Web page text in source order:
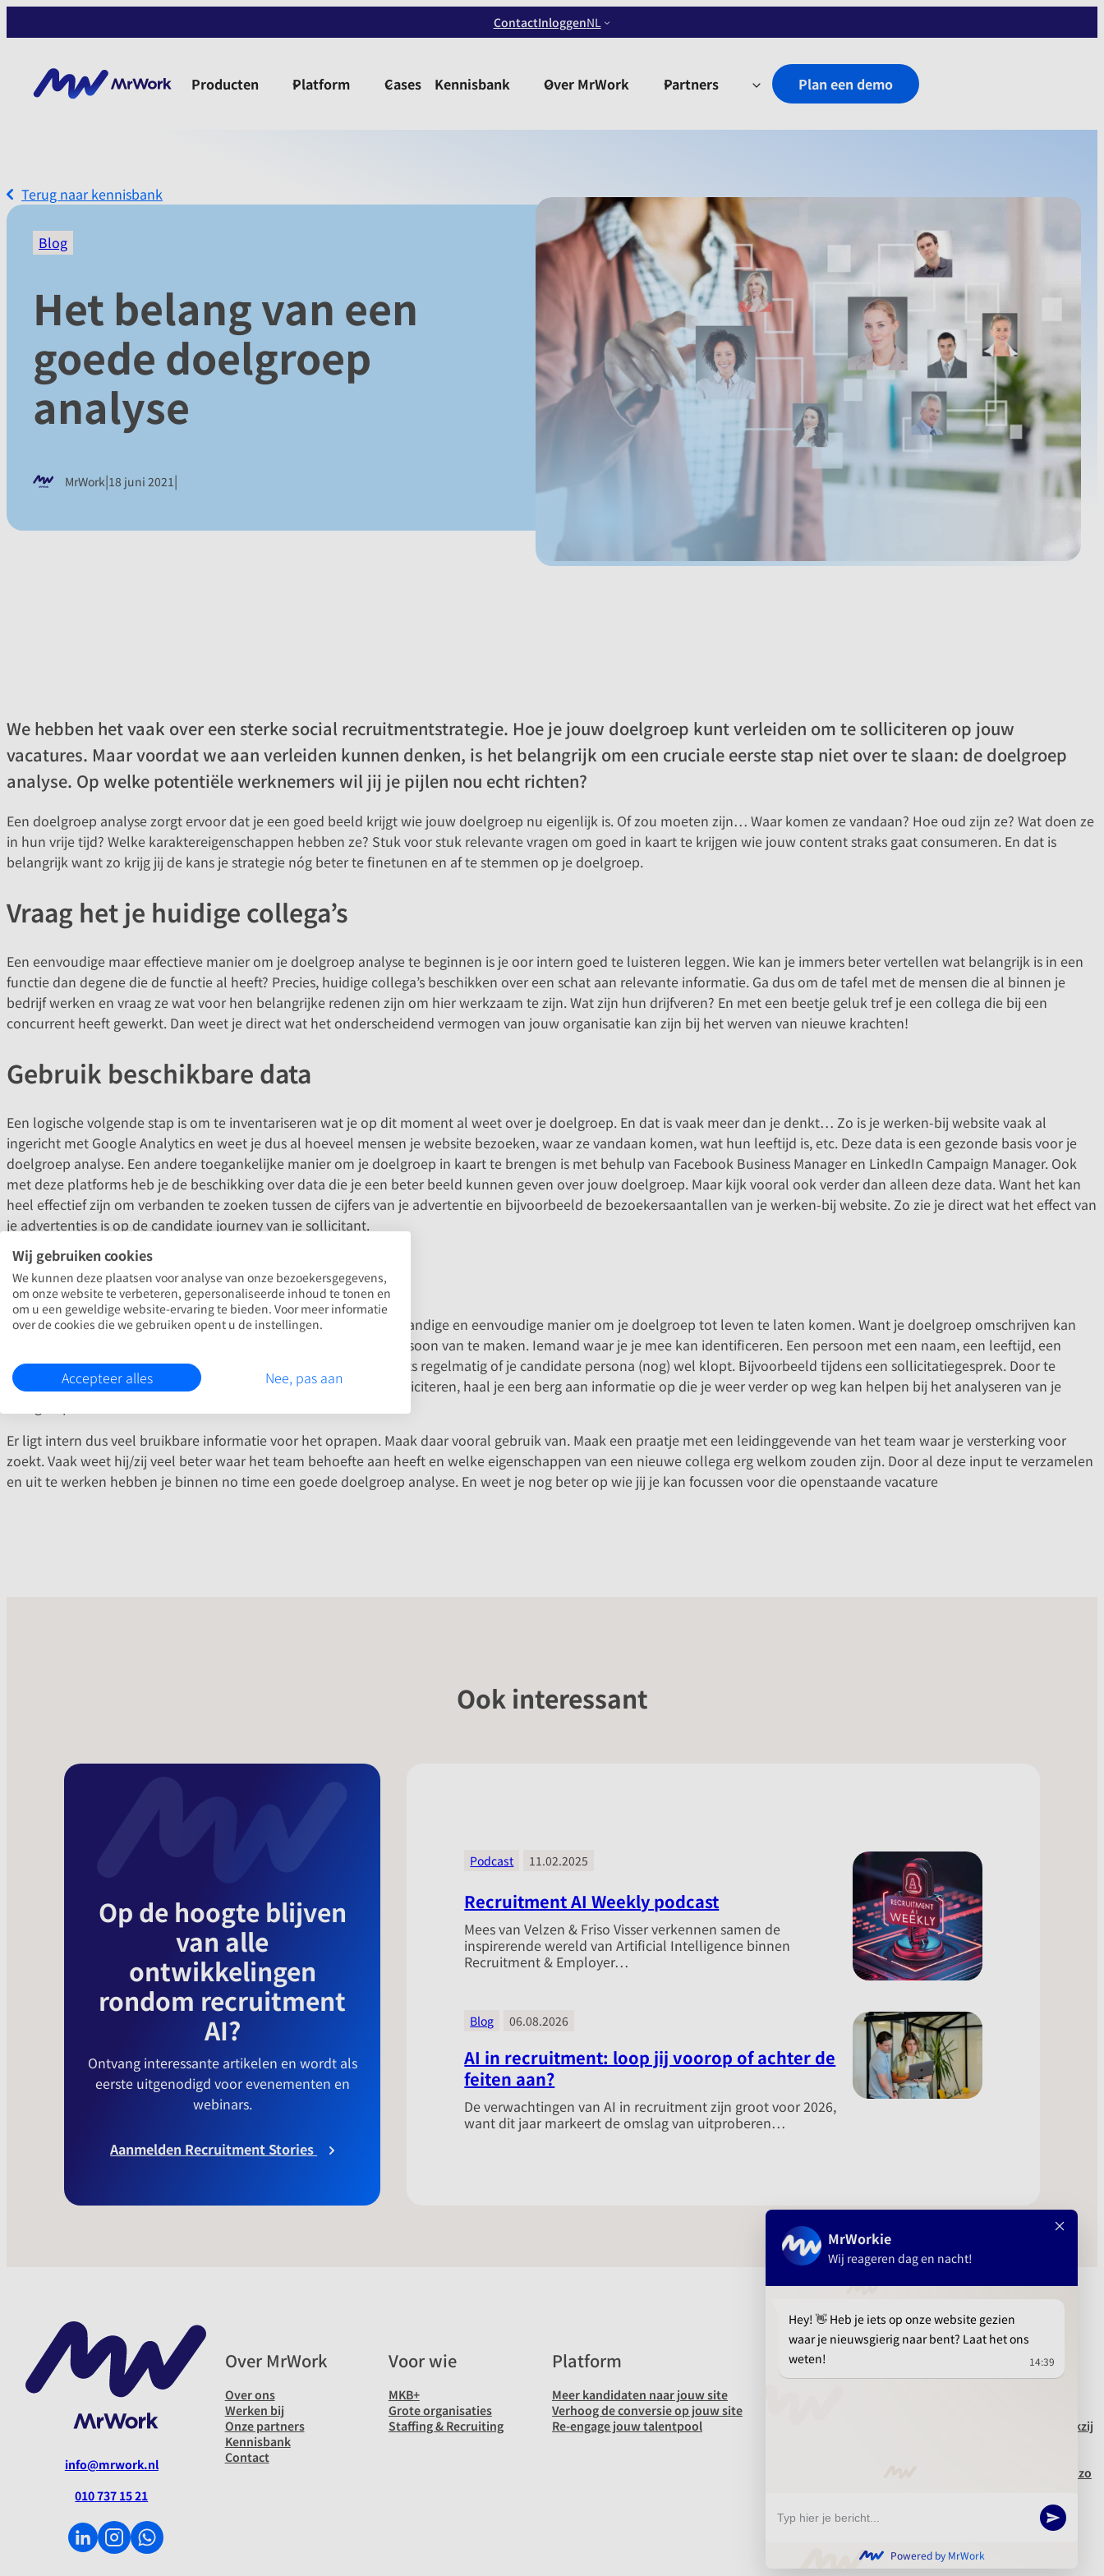
ContactInloggenNL
Producten Platform Cases Kennisbank Over MrWork Partners Plan een demo
Terug naar kennisbank
Blog
Het belang van een
goede doelgroep
analyse
MrWork|18 juni 2021 |
We hebben het vaak over een sterke social recruitmentstrategie. Hoe je jouw doelgroep kunt verleiden om te solliciteren op jouw
vacatures. Maar voordat we aan verleiden kunnen denken, is het belangrijk om een cruciale eerste stap niet over te slaan: de doelgroep
analyse. Op welke potentiële werknemers wil jij je pijlen nou echt richten?
Een doelgroep analyse zorgt ervoor dat je een goed beeld krijgt wie jouw doelgroep nu eigenlijk is. Of zou moeten zijn… Waar komen ze vandaan? Hoe oud zijn ze? Wat doen ze
in hun vrije tijd? Welke karaktereigenschappen hebben ze? Stuk voor stuk relevante vragen om goed in kaart te krijgen wie jouw content straks gaat consumeren. En dat is
belangrijk want zo krijg jij de kans je strategie nóg beter te finetunen en af te stemmen op je doelgroep.
Vraag het je huidige collega’s
Een eenvoudige maar effectieve manier om je doelgroep analyse te beginnen is je oor intern goed te luisteren leggen. Wie kan je immers beter vertellen wat belangrijk is in een
functie dan degene die de functie al heeft? Precies, huidige collega’s beschikken over een schat aan relevante informatie. Ga dus om de tafel met de mensen die al binnen je
bedrijf werken en vraag ze wat voor hen belangrijke redenen zijn om hier werkzaam te zijn. Wat zijn hun drijfveren? En met een beetje geluk tref je een collega die bij een
concurrent heeft gewerkt. Dan weet je direct wat het onderscheidend vermogen van jouw organisatie kan zijn bij het werven van nieuwe krachten!
Gebruik beschikbare data
Een logische volgende stap is om te inventariseren wat je op dit moment al weet over je doelgroep. En dat is vaak meer dan je denkt… Zo is je werken-bij website vaak al
ingericht met Google Analytics en weet je dus al hoeveel mensen je website bezoeken, waar ze vandaan komen, wat hun leeftijd is, etc. Deze data is een gezonde basis voor je
doelgroep analyse. Een andere toegankelijke manier om je doelgroep in kaart te brengen is met behulp van Facebook Business Manager en LinkedIn Campaign Manager. Ook
met deze platforms heb je de beschikking over data die je een beter beeld kunnen geven over jouw doelgroep. Maar kijk vooral ook verder dan alleen deze data. Want het kan
heel effectief zijn om verbanden te zoeken tussen de cijfers van je advertentie en bijvoorbeeld de bezoekersaantallen van je werken-bij website. Zo zie je direct wat het effect van
je advertenties is op de candidate journey van je sollicitant.
Stel een candidate persona op
Tot slot, de candidate persona. Oftewel een ijkfiguur. Het is een handige en eenvoudige manier om je doelgroep tot leven te laten komen. Want je doelgroep omschrijven kan
soms wat abstract zijn. Dat verhelp je door er een herkenbaar persoon van te maken. Iemand waar je je mee kan identificeren. Een persoon met een naam, een leeftijd, een
woonplaats, karaktereigenschappen, ambities en hobby’s. En toets regelmatig of je candidate persona (nog) wel klopt. Bijvoorbeeld tijdens een sollicitatiegesprek. Door te
vragen wat de beweegredenen van deze kandidaat zijn om te solliciteren, haal je een berg aan informatie op die je weer verder op weg kan helpen bij het analyseren van je
Er ligt intern dus veel bruikbare informatie voor het oprapen. Maak daar vooral gebruik van. Maak een praatje met een leidinggevende van het team waar je versterking voor
zoekt. Vaak weet hij/zij veel beter waar het team behoefte aan heeft en welke eigenschappen van een nieuwe collega erg welkom zouden zijn. Door al deze input te verzamelen
en uit te werken hebben je binnen no time een goede doelgroep analyse. En weet je nog beter op wie jij je kan focussen voor die openstaande vacature
Ook interessant
Op de hoogte blijven
van alle
ontwikkelingen
rondom recruitment
AI?
Ontvang interessante artikelen en wordt als
eerste uitgenodigd voor evenementen en
webinars.
Aanmelden Recruitment Stories
Podcast 11.02.2025
Recruitment AI Weekly podcast
Mees van Velzen & Friso Visser verkennen samen de
inspirerende wereld van Artificial Intelligence binnen
Recruitment & Employer…
Blog 06.08.2026
AI in recruitment: loop jij voorop of achter de
feiten aan?
​De verwachtingen van AI in recruitment zijn groot voor 2026,
want dit jaar markeert de omslag van uitproberen…
info@mrwork.nl
010 737 15 21
Over MrWork
Over ons
Werken bij
Onze partners
Kennisbank
Contact
Voor wie
MKB+
Grote organisaties
Staffing & Recruiting
Platform
Meer kandidaten naar jouw site
Verhoog de conversie op jouw site
Re-engage jouw talentpool
Aanbevolen
Meer grip op je gehele candidate journey dankzij
Recruitment leads opvolgen tijdrovend? Nee, zo
Wij gebruiken cookies
We kunnen deze plaatsen voor analyse van onze bezoekersgegevens,
om onze website te verbeteren, gepersonaliseerde inhoud te tonen en
om u een geweldige website-ervaring te bieden. Voor meer informatie
over de cookies die we gebruiken opent u de instellingen.
Accepteer alles Nee, pas aan